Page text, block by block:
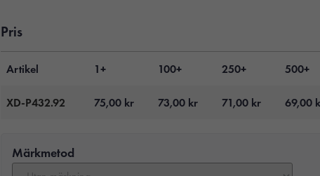
Pris
Artikel 1+ 100+ 250+ 500+
XD-P432.92 75,00 kr 73,00 kr 71,00 kr 69,00
Märkmetod